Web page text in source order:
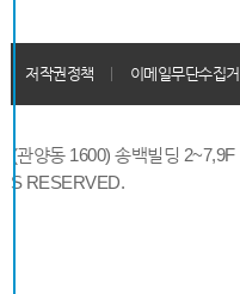
저작권정책 이메일무단수집
(관양동 1600) 송백빌딩
RESERVED.